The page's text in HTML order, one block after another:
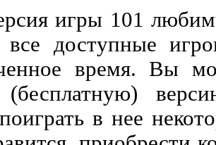
игры 101
все доступные
время. Вы
в нее